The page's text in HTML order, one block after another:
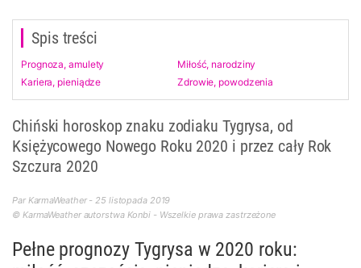
Spis treści
Prognoza, amulety
Miłość, narodziny
Kariera, pieniądze
Zdrowie, powodzenia
Chiński horoskop znaku zodiaku Tygrysa, od
Księżycowego Nowego Roku 2020 i przez cały Rok
Szczura 2020
Par KarmaWeather - 25 listopada 2019
© KarmaWeather autorstwa Konbi - Wszelkie prawa zastrzeżone
Pełne prognozy Tygrysa w 2020 roku: